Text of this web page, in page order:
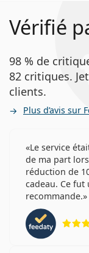
Vérifié
98 % de
82 critiques.
clients.
Plus d’avis sur
Le service
de ma part
réduction de
cadeau. Ce fut
recommande.